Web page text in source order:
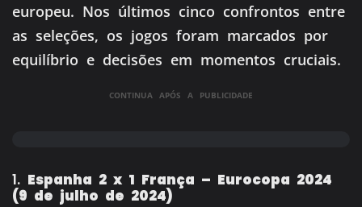
europeu. Nos últimos cinco confrontos entre
as seleções, os jogos foram marcados por
equilíbrio e decisões em momentos cruciais.
CONTINUA APÓS A PUBLICIDADE
1. Espanha 2 x 1 França – Eurocopa 2024
(9 de julho de 2024)